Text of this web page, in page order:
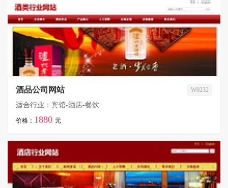
酒品公司网站 W0232
适合行业：宾馆-酒店-餐饮
价格： 1880 元